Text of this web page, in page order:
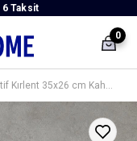
6 Taksit
0
Happy Bear Pelüş Bebe Dekoratif Kırlent 35x26 cm Kahve